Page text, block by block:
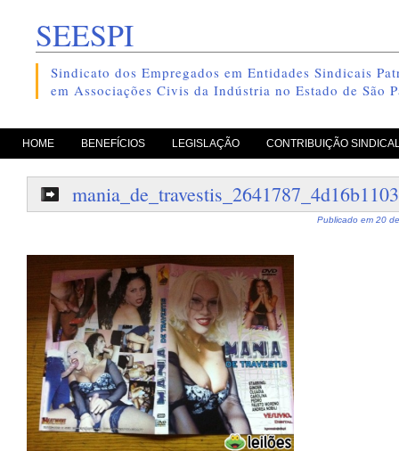
SEESPI
Sindicato dos Empregados em Entidades Sindicais
em Associações Civis da Indústria no Estado de São
pule para o conteúdo
HOME BENEFÍCIOS LEGISLAÇÃO CONTRIBUIÇÃO
Publicado em 20